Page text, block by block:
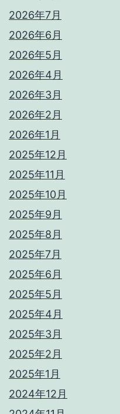
2026年7月
2026年6月
2026年5月
2026年4月
2026年3月
2026年2月
2026年1月
2025年12月
2025年11月
2025年10月
2025年9月
2025年8月
2025年7月
2025年6月
2025年5月
2025年4月
2025年3月
2025年2月
2025年1月
2024年12月